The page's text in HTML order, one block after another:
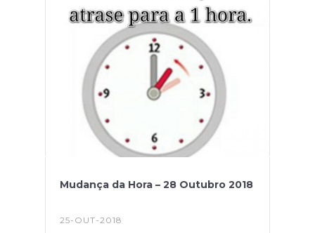
Mudança da Hora – 28 Outubro 2018
25-OUT-2018